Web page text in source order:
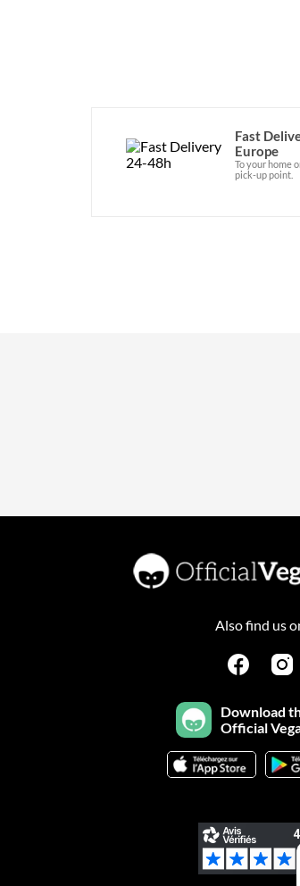
Fast
Europe
To your home
pick-up point.
Also find us
Download
Official